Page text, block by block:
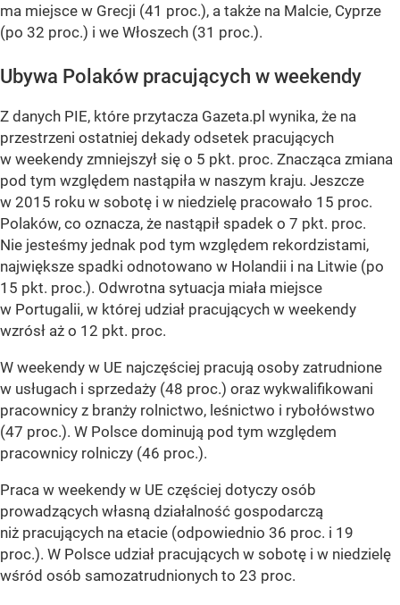
ma miejsce w Grecji (41 proc.), a także na Malcie, Cyprze
(po 32 proc.) i we Włoszech (31 proc.).
Ubywa Polaków pracujących w weekendy
Z danych PIE, które przytacza Gazeta.pl wynika, że na
przestrzeni ostatniej dekady odsetek pracujących
w weekendy zmniejszył się o 5 pkt. proc. Znacząca zmiana
pod tym względem nastąpiła w naszym kraju. Jeszcze
w 2015 roku w sobotę i w niedzielę pracowało 15 proc.
Polaków, co oznacza, że nastąpił spadek o 7 pkt. proc.
Nie jesteśmy jednak pod tym względem rekordzistami,
największe spadki odnotowano w Holandii i na Litwie (po
15 pkt. proc.). Odwrotna sytuacja miała miejsce
w Portugalii, w której udział pracujących w weekendy
wzrósł aż o 12 pkt. proc.
W weekendy w UE najczęściej pracują osoby zatrudnione
w usługach i sprzedaży (48 proc.) oraz wykwalifikowani
pracownicy z branży rolnictwo, leśnictwo i rybołówstwo
(47 proc.). W Polsce dominują pod tym względem
pracownicy rolniczy (46 proc.).
Praca w weekendy w UE częściej dotyczy osób
prowadzących własną działalność gospodarczą
niż pracujących na etacie (odpowiednio 36 proc. i 19
proc.). W Polsce udział pracujących w sobotę i w niedzielę
wśród osób samozatrudnionych to 23 proc.